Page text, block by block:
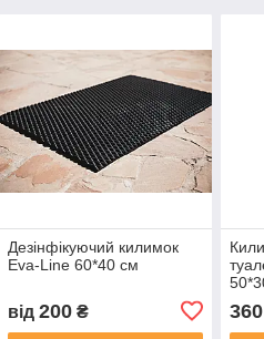
Дезінфікуючий килимок
Eva-Line 60*40 см
від 200₴ 360